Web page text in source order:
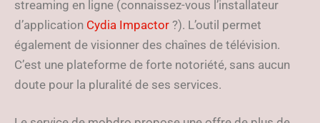
streaming en ligne (connaissez-vous l’installateur
d’application Cydia Impactor ?). L’outil permet
également de visionner des chaînes de télévision.
C’est une plateforme de forte notoriété, sans aucun
doute pour la pluralité de ses services.